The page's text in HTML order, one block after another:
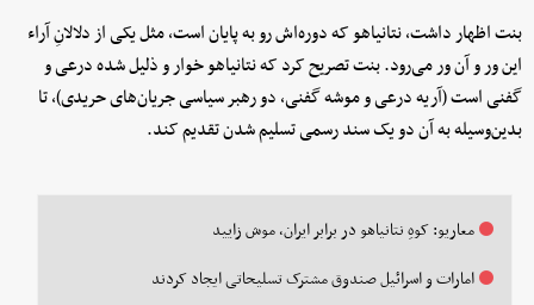
بنت اظهار داشت، نتانیاهو که دوره‌اش رو به پایان است، مثل یکی از دلالانِ آراء
این ور و آن ور می‌رود. بنت تصریح کرد که نتانیاهو خوار و ذلیل شده درعی و
گفنی است (آریه درعی و موشه گفنی، دو رهبر سیاسی جریان‌های حریدی)، تا
بدین‌وسیله به آن دو یک سند رسمی تسلیم شدن تقدیم کند.
معاریو: کوهِ نتانیاهو در برابر ایران، موش زایید
امارات و اسرائیل صندوق مشترک تسلیحاتی ایجاد کردند